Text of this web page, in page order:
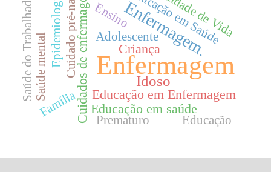
Enfermagem
Enfermagem.
Idoso
Cuidados de enfermagem Criança
Educação em Enfermagem
Educação em saúde
Cuidado pré-natal Educação em Saúde
Adolescente
Família
Ensino
Epidemiologia
Saúde mental
Saúde do Trabalhador
Prematuro Educação